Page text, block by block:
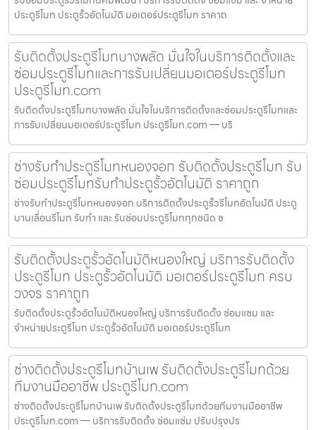
ประตูรีโมท ประตูรั้วอัตโนมัติ มอเตอร์ประตูรีโมท ราคาถ
รับติดตั้งประตูรีโมทบางพลัด มั่นใจในบริการติดตั้งและ
ซ่อมประตูรีโมทและการรับเปลี่ยนมอเตอร์ประตูรีโมท
ประตูรีโมท.com
รับติดตั้งประตูรีโมทบางพลัด มั่นใจในบริการติดตั้งและซ่อมประตูรีโมทและ
การรับเปลี่ยนมอเตอร์ประตูรีโมท ประตูรีโมท.com — บริ
ช่างรับทำประตูรีโมทหนองจอก รับติดตั้งประตูรีโมท รับ
ซ่อมประตูรีโมทรับทำประตูรั้วอัตโนมัติ ราคาถูก
ช่างรับทำประตูรีโมทหนองจอก บริการติดตั้งประตูรั้วรีโมทอัตโนมัติ ประตู
บานเลื่อนรีโมท รับทำ และ รับซ่อมประตูรีโมททุกชนิด ช
รับติดตั้งประตูรั้วอัตโนมัติหนองใหญ่ บริการรับติดตั้ง
ประตูรีโมท ประตูรั้วอัตโนมัติ มอเตอร์ประตูรีโมท ครบ
วงจร ราคาถูก
รับติดตั้งประตูรั้วอัตโนมัติหนองใหญ่ บริการรับติดตั้ง ซ่อมแซม และ
จำหน่ายประตูรีโมท ประตูรั้วอัตโนมัติ มอเตอร์ประตูรีโมท
ช่างติดตั้งประตูรีโมทบ้านเพ รับติดตั้งประตูรีโมทด้วย
ทีมงานมืออาชีพ ประตูรีโมท.com
ช่างติดตั้งประตูรีโมทบ้านเพ รับติดตั้งประตูรีโมทด้วยทีมงานมืออาชีพ
ประตูรีโมท.com — บริการรับติดตั้ง ซ่อมแซ่ม ปรับปรุงปร